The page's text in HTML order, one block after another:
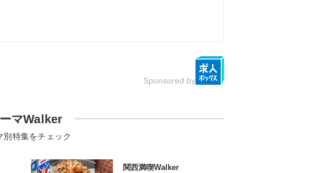
Sponsored by
マWalker
別特集をチェック
関西満喫Walker